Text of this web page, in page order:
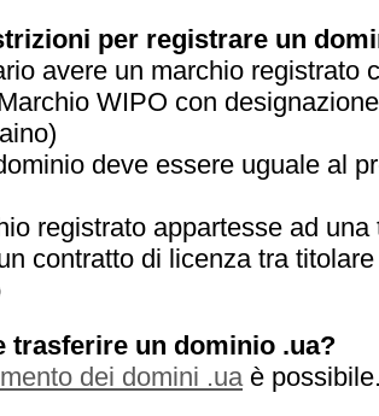
per registrare un
avere un marchio registrato
WIPO con
deve essere uguale al
registrato appartesse ad una
contratto di licenza tra
trasferire un dominio .ua?
dei domini .uaè